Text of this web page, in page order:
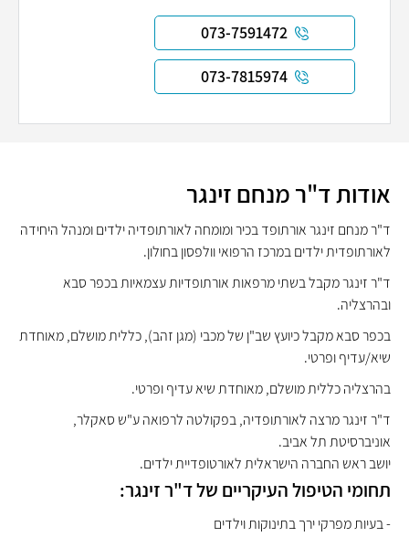
073-7591472
073-7815974
אודות ד"ר מנחם זינגר
ד"ר מנחם זינגר אורתופד בכיר ומומחה לאורתופדיה ילדים ומנהל היחידה
לאורתופדית ילדים במרכז הרפואי וולפסון בחולון.
ד"ר זינגר מקבל בשתי מרפאות אורתופדיות עצמאיות בכפר סבא
ובהרצליה.
בכפר סבא מקבל כיועץ שב"ן של מכבי (מגן זהב), כללית מושלם, מאוחדת
שיא/עדיף ופרטי.
בהרצליה כללית מושלם, מאוחדת שיא עדיף ופרטי.
ד"ר זינגר מרצה לאורתופדיה, בפקולטה לרפואה ע"ש סאקלר,
אוניברסיטת תל אביב.
יושב ראש החברה הישראלית לאורטופדיית ילדים.
תחומי הטיפול העיקריים של ד"ר זינגר:
- בעיות מפרקי ירך בתינוקות וילדים